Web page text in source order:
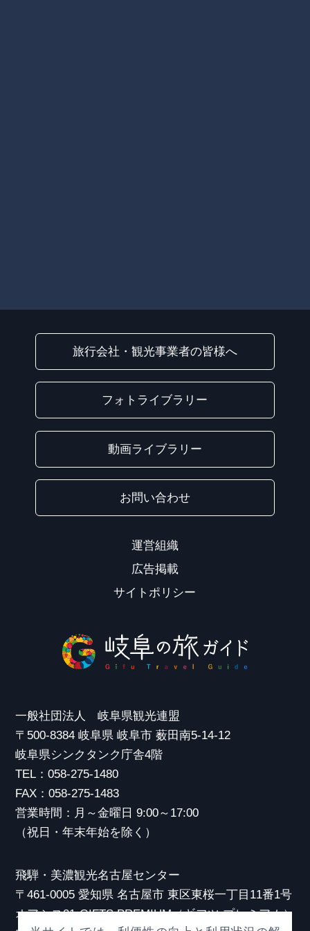
旅行会社・観光事業者の皆様へ
フォトライブラリー
動画ライブラリー
お問い合わせ
運営組織
広告掲載
サイトポリシー
一般社団法人 岐阜県観光連盟
〒500-8384 岐阜県 岐阜市 薮田南5-14-12
岐阜県シンクタンク庁舎4階
TEL：058-275-1480
FAX：058-275-1483
営業時間：月～金曜日 9:00～17:00
（祝日・年末年始を除く）
飛騨・美濃観光名古屋センター
〒461-0005 愛知県 名古屋市 東区東桜一丁目11番1号
オアシス21 GIFTS PREMIUM（ギフツ プレミアム）